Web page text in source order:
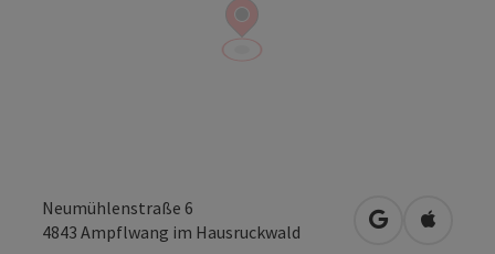
Neumühlenstraße 6
4843 Ampflwang im Hausruckwald Openen in